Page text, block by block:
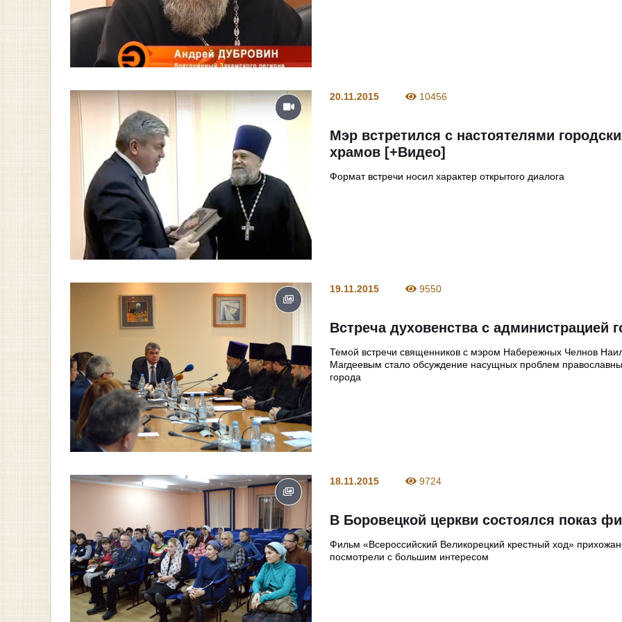
20.11.2015 10456
Мэр встретился с настоятелями
храмов [+Видео]
Формат встречи носил характер открытого диалога
19.11.2015 9550
Встреча духовенства с администрацией
Темой встречи священников с мэром Набережных Челнов
Магдеевым стало обсуждение насущных проблем
города
18.11.2015 9724
В Боровецкой церкви состоялся показ
Фильм «Всероссийский Великорецкий крестный ход»
посмотрели с большим интересом